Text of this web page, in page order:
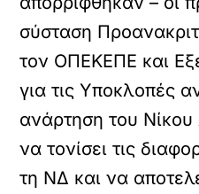
σύσταση
τον ΟΠΕΚΕΠΕ και
για τις Υποκλοπές
ανάρτηση του
να τονίσει τις
τη ΝΔ και να